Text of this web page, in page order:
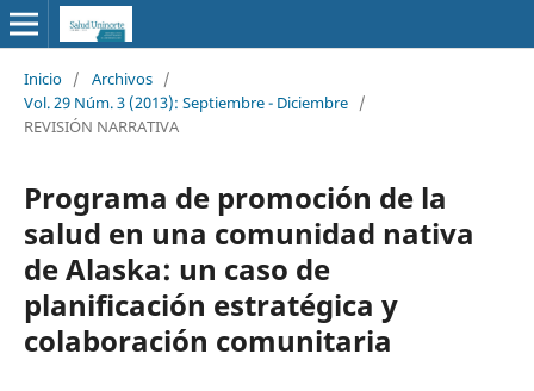
Inicio / Archivos /
Vol. 29 Núm. 3 (2013): Septiembre - Diciembre /
REVISIÓN NARRATIVA
Programa de promoción de la
salud en una comunidad nativa
de Alaska: un caso de
planificación estratégica y
colaboración comunitaria